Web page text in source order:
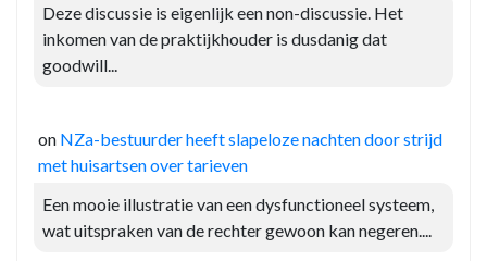
Deze discussie is eigenlijk een non-discussie. Het
inkomen van de praktijkhouder is dusdanig dat
goodwill...
on NZa-bestuurder heeft slapeloze nachten door strijd
met huisartsen over tarieven
Een mooie illustratie van een dysfunctioneel systeem,
wat uitspraken van de rechter gewoon kan negeren....